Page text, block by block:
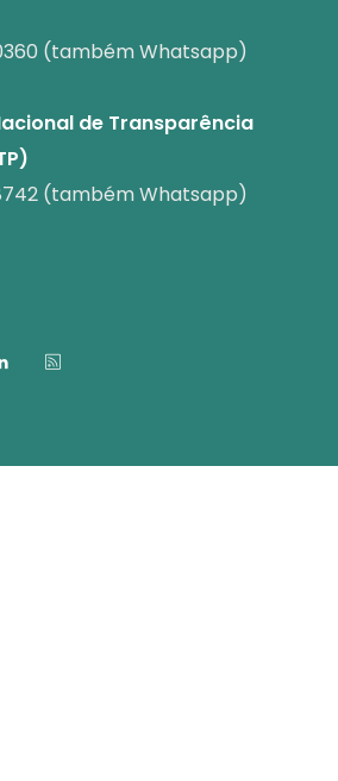
(também Whatsapp)
de Transparência
(também Whatsapp)